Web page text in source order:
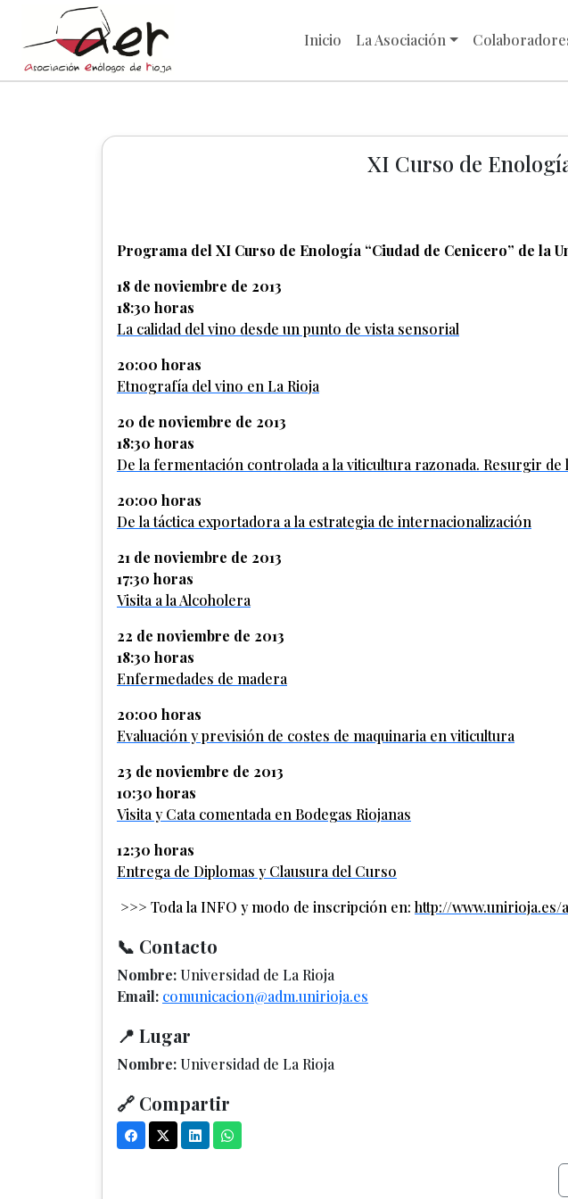
Inicio La Asociación
XI Curso de
Programa del XI Curso de Enología “Ciudad de Cenicero” de la
18 de noviembre de 2013
18:30 horas
La calidad del vino desde un punto de vista sensorial
20:00 horas
Etnografía del vino en La Rioja
20 de noviembre de 2013
18:30 horas
De la fermentación controlada a la viticultura razonada. Resurgir de
20:00 horas
De la táctica exportadora a la estrategia de internacionalización
21 de noviembre de 2013
17:30 horas
Visita a la Alcoholera
22 de noviembre de 2013
18:30 horas
Enfermedades de madera
20:00 horas
Evaluación y previsión de costes de maquinaria en viticultura
23 de noviembre de 2013
10:30 horas
Visita y Cata comentada en Bodegas Riojanas
12:30 horas
Entrega de Diplomas y Clausura del Curso
>>> Toda la INFO y modo de inscripción en: http://
📞 Contacto
Nombre: Universidad de La Rioja
Email: comunicacion@adm.unirioja.es
📍 Lugar
Nombre: Universidad de La Rioja
🔗 Compartir